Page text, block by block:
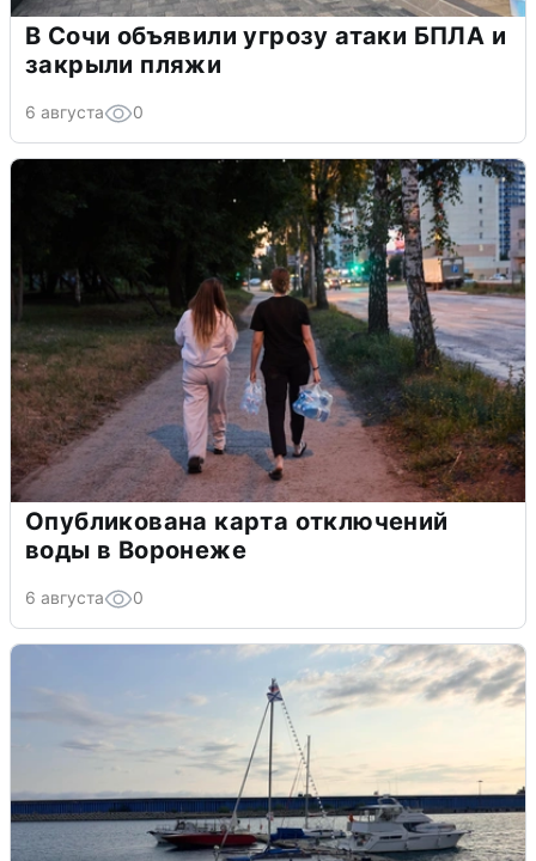
В Сочи объявили угрозу атаки БПЛА и
закрыли пляжи
6 августа 0
Опубликована карта отключений
воды в Воронеже
6 августа 0